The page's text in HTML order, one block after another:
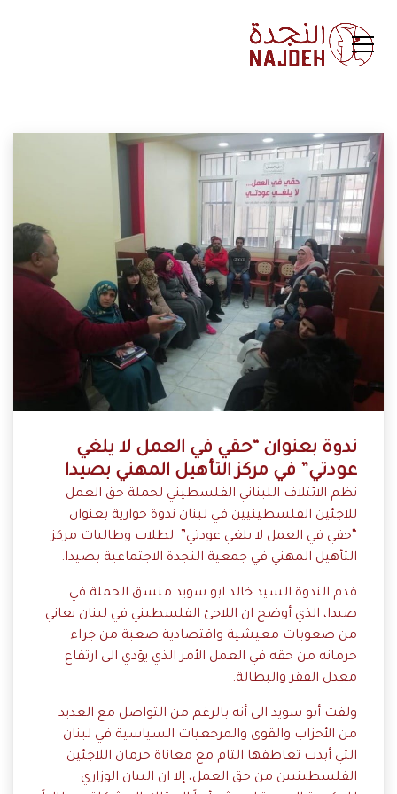
ندوة بعنوان “حقي في العمل لا يلغي
عودتي” في مركز التأهيل المهني بصيدا
نظم الائتلاف اللبناني الفلسطيني لحملة حق العمل
للاجئين الفلسطينيين في لبنان ندوة حوارية بعنوان
“حقي في العمل لا يلغي عودتي” لطلاب وطالبات مركز
التأهيل المهني في جمعية النجدة الاجتماعية بصيدا.
قدم الندوة السيد خالد ابو سويد منسق الحملة في
صيدا، الذي أوضح ان اللاجئ الفلسطيني في لبنان يعاني
من صعوبات معيشية واقتصادية صعبة من جراء
حرمانه من حقه في العمل الأمر الذي يؤدي الى ارتفاع
معدل الفقر والبطالة.
ولفت أبو سويد الى أنه بالرغم من التواصل مع العديد
من الأحزاب والقوى والمرجعيات السياسية في لبنان
التي أبدت تعاطفها التام مع معاناة حرمان اللاجئين
الفلسطينيين من حق العمل، إلا ان البيان الوزاري